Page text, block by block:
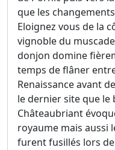
que les
Eloignez vous de la
vignoble du
donjon domine
temps de flâner
Renaissance avant
le dernier site que le
Châteaubriant
royaume mais aussi
furent fusillés lors